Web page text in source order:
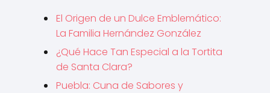
El Origen de un Dulce Emblemático:
La Familia Hernández González
¿Qué Hace Tan Especial a la Tortita
de Santa Clara?
Puebla: Cuna de Sabores y